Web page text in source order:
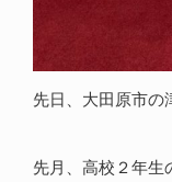
先日、大田原市の
先月、高校２年生